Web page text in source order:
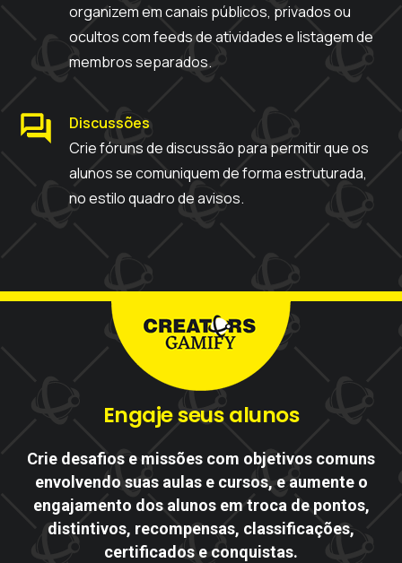
organizem em canais públicos, privados ou
ocultos com feeds de atividades e listagem de
membros separados.
Discussões
Crie fóruns de discussão para permitir que os
alunos se comuniquem de forma estruturada,
no estilo quadro de avisos.
Engajeseusalunos
Crie desafios e missões com objetivos comuns
envolvendo suas aulas e cursos, e aumente o
engajamento dos alunos em troca de pontos,
distintivos, recompensas, classificações,
certificados e conquistas.